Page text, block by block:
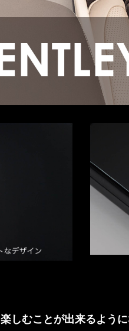
しむことが出来るように